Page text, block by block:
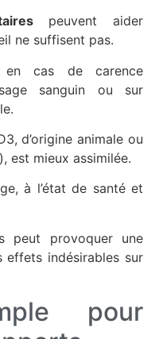
peuvent aider
ne suffisent pas.
cas de carence
sanguin ou sur
d’origine animale ou
est mieux assimilée.
à l’état de santé et
peut provoquer une
effets indésirables sur
pour